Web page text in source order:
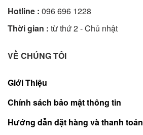
Hotline : 096 696 1228
Thời gian : từ thứ 2 - Chủ nhật
VỀ CHÚNG TÔI
Giới Thiệu
Chính sách bảo mật thông tin
Hướng dẫn đặt hàng và thanh toán